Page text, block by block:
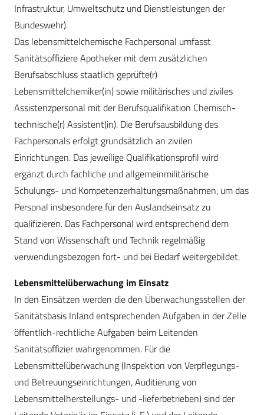
Infrastruktur, Umweltschutz und Dienstleistungen der
Bundeswehr).
Das lebensmittelchemische Fachpersonal umfasst
Sanitätsoffiziere Apotheker mit dem zusätzlichen
Berufsabschluss staatlich geprüfte(r)
Lebensmittelchemiker(in) sowie militärisches und ziviles
Assistenzpersonal mit der Berufsqualifikation Chemisch-
technische(r) Assistent(in). Die Berufsausbildung des
Fachpersonals erfolgt grundsätzlich an zivilen
Einrichtungen. Das jeweilige Qualifikationsprofil wird
ergänzt durch fachliche und allgemeinmilitärische
Schulungs- und Kompetenzerhaltungsmaßnahmen, um das
Personal insbesondere für den Auslandseinsatz zu
qualifizieren. Das Fachpersonal wird entsprechend dem
Stand von Wissenschaft und Technik regelmäßig
verwendungsbezogen fort- und bei Bedarf weitergebildet.
Lebensmittelüberwachung im Einsatz
In den Einsätzen werden die den Überwachungsstellen der
Sanitätsbasis Inland entsprechenden Aufgaben in der Zelle
öffentlich-rechtliche Aufgaben beim Leitenden
Sanitätsoffizier wahrgenommen. Für die
Lebensmittelüberwachung (Inspektion von Verpflegungs-
und Betreuungseinrichtungen, Auditierung von
Lebensmittelherstellungs- und -lieferbetrieben) sind der